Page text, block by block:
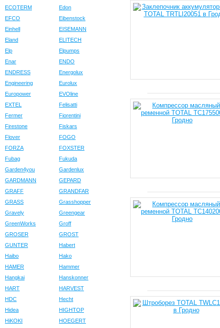
ECOTERM
Edon
EFCO
Eibenstock
Einhell
EISEMANN
Eland
ELITECH
Elp
Elpumps
Enar
ENDO
ENDRESS
Energolux
Engineering
Eurolux
Europower
EVOline
EXTEL
Felisatti
Fermer
Fiorentini
Firestone
Fiskars
Flover
FOGO
FORZA
FOXSTER
Fubag
Fukuda
Garden4you
Gardenlux
GARDMANN
GEPARD
GRAFF
GRANDFAR
GRASS
Grasshopper
Gravely
Greengear
GreenWorks
Groff
GROSER
GROST
GUNTER
Habert
Haibo
Hako
HAMER
Hammer
Hangkai
Hanskonner
HART
HARVEST
HDC
Hecht
Hidea
HIGHTOP
HiKOKI
HOEGERT